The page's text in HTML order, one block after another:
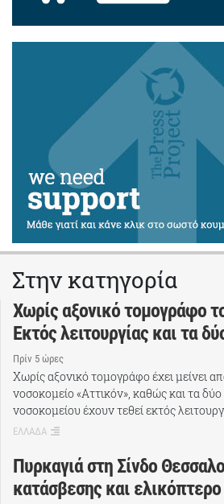
Στην κατηγορία
Χωρίς αξονικό τομογράφο
Εκτός λειτουργίας και τα
Πρίν 5 ώρες
Χωρίς αξονικό τομογράφο έχει μείνει
νοσοκομείο «Αττικόν», καθώς και τα
νοσοκομείου έχουν τεθεί εκτός
ΕΛΛΑΔΑ
Πυρκαγιά στη Σίνδο
κατάσβεσης και ελικόπτερο